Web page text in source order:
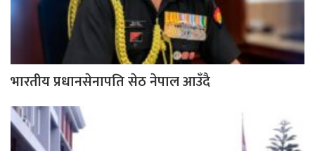
भारतीय प्रधानसेनापति सेठ नेपाल आउँदै